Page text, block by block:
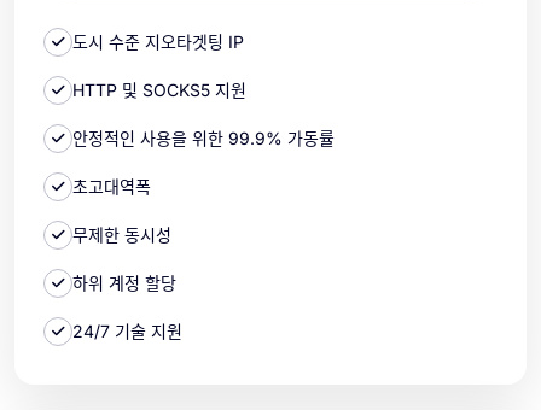
도시 수준 지오타겟팅 IP
HTTP 및 SOCKS5 지원
안정적인 사용을 위한 99.9% 가동률
초고대역폭
무제한 동시성
하위 계정 할당
24/7 기술 지원